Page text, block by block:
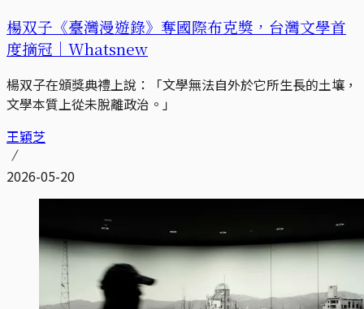
楊双子《臺灣漫遊錄》奪國際布克獎，台灣文學首
度摘冠｜Whatsnew
楊双子在頒獎典禮上說：「文學無法自外於它所生長的土壤，
文學本質上從未脫離政治。」
王穎芝
2026-05-20